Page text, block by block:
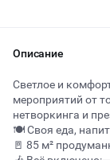
Описание
Светлое и
мероприятий от
нетворкинга и
🍽 Своя еда,
🚪 85 м²
от 2000 ₽ за